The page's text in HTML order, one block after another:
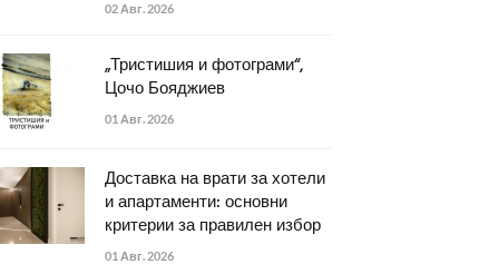
02 Авг. 2026
„Тристишия и фотограми“,
Цочо Бояджиев
01 Авг. 2026
Доставка на врати за хотели
и апартаменти: основни
критерии за правилен избор
01 Авг. 2026